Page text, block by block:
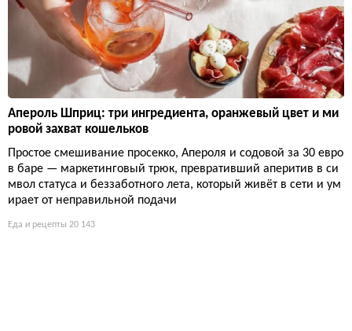
Апероль Шприц: три ингредиента, оранжевый цвет и ми
ровой захват кошельков
Простое смешивание просекко, Апероля и содовой за 30 евро
в баре — маркетинговый трюк, превративший аперитив в си
мвол статуса и беззаботного лета, который живёт в сети и ум
ирает от неправильной подачи
Еда и рецепты 20 143